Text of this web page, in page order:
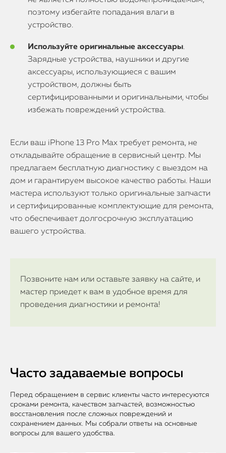
поэтому избегайте попадания влаги в
устройство.
Используйте оригинальные аксессуары.
Зарядные устройства, наушники и другие
аксессуары, использующиеся с вашим
устройством, должны быть
сертифицированными и оригинальными, чтобы
избежать повреждений устройства.
Если ваш iPhone 13 Pro Max требует ремонта, не
откладывайте обращение в сервисный центр. Мы
предлагаем бесплатную диагностику с выездом на
дом и гарантируем высокое качество работы. Наши
мастера используют только оригинальные запчасти
и сертифицированные комплектующие для ремонта,
что обеспечивает долгосрочную эксплуатацию
вашего устройства.
Позвоните нам или оставьте заявку на сайте, и
мастер приедет к вам в удобное время для
проведения диагностики и ремонта!
Часто задаваемые вопросы
Перед обращением в сервис клиенты часто интересуются
сроками ремонта, качеством запчастей, возможностью
восстановления после сложных повреждений и
сохранением данных. Мы собрали ответы на основные
вопросы для вашего удобства.